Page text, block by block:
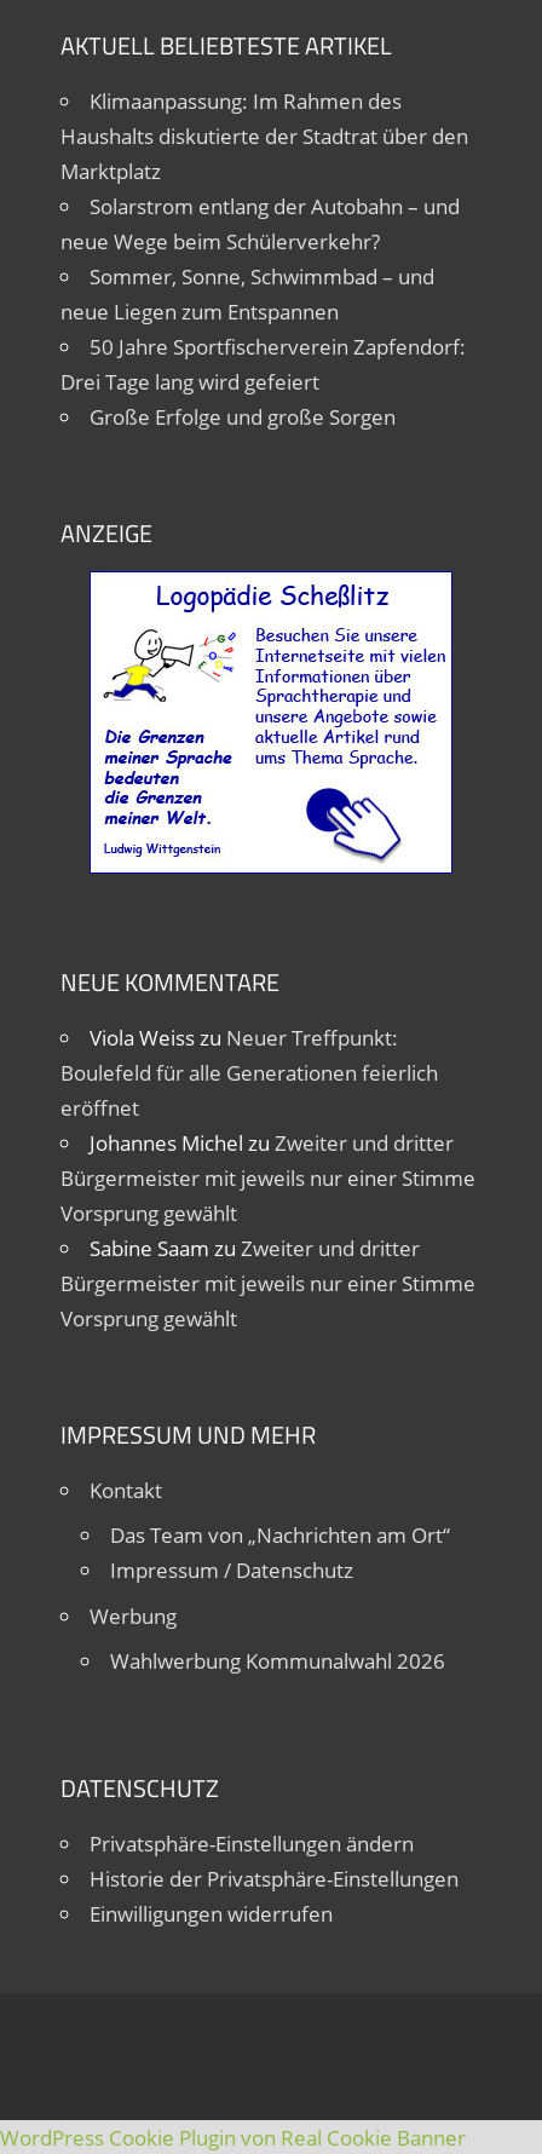
AKTUELL BELIEBTESTE ARTIKEL
Klimaanpassung: Im Rahmen des
Haushalts diskutierte der Stadtrat über den
Marktplatz
Solarstrom entlang der Autobahn – und
neue Wege beim Schülerverkehr?
Sommer, Sonne, Schwimmbad – und
neue Liegen zum Entspannen
50 Jahre Sportfischerverein Zapfendorf:
Drei Tage lang wird gefeiert
Große Erfolge und große Sorgen
ANZEIGE
NEUE KOMMENTARE
Viola Weisszu Neuer Treffpunkt:
Boulefeld für alle Generationen feierlich
eröffnet
Johannes Michel zu Zweiter und dritter
Bürgermeister mit jeweils nur einer Stimme
Vorsprung gewählt
Sabine Saam zu Zweiter und dritter
Bürgermeister mit jeweils nur einer Stimme
Vorsprung gewählt
IMPRESSUM UND MEHR
Kontakt
Das Team von „Nachrichten am Ort“
Impressum / Datenschutz
Werbung
Wahlwerbung Kommunalwahl 2026
DATENSCHUTZ
Privatsphäre-Einstellungen ändern
Historie der Privatsphäre-Einstellungen
Einwilligungen widerrufen
WordPress Cookie Plugin von Real Cookie Banner